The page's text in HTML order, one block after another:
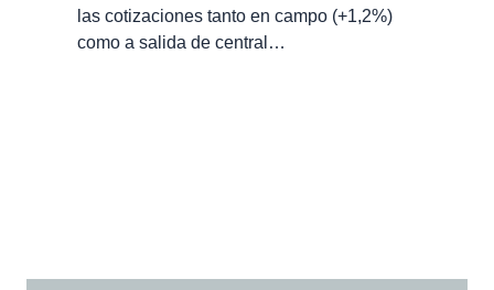
las cotizaciones tanto en campo (+1,2%)
como a salida de central…